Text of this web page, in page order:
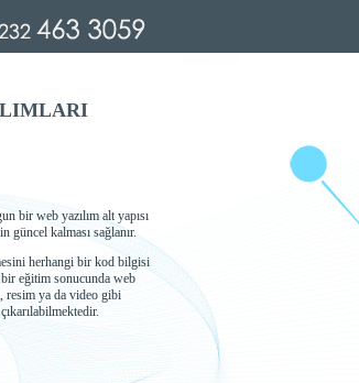
bir web yazılım alt yapısı
güncel kalması sağlanır.
herhangi bir kod bilgisi
eğitim sonucunda web
resim ya da video gibi